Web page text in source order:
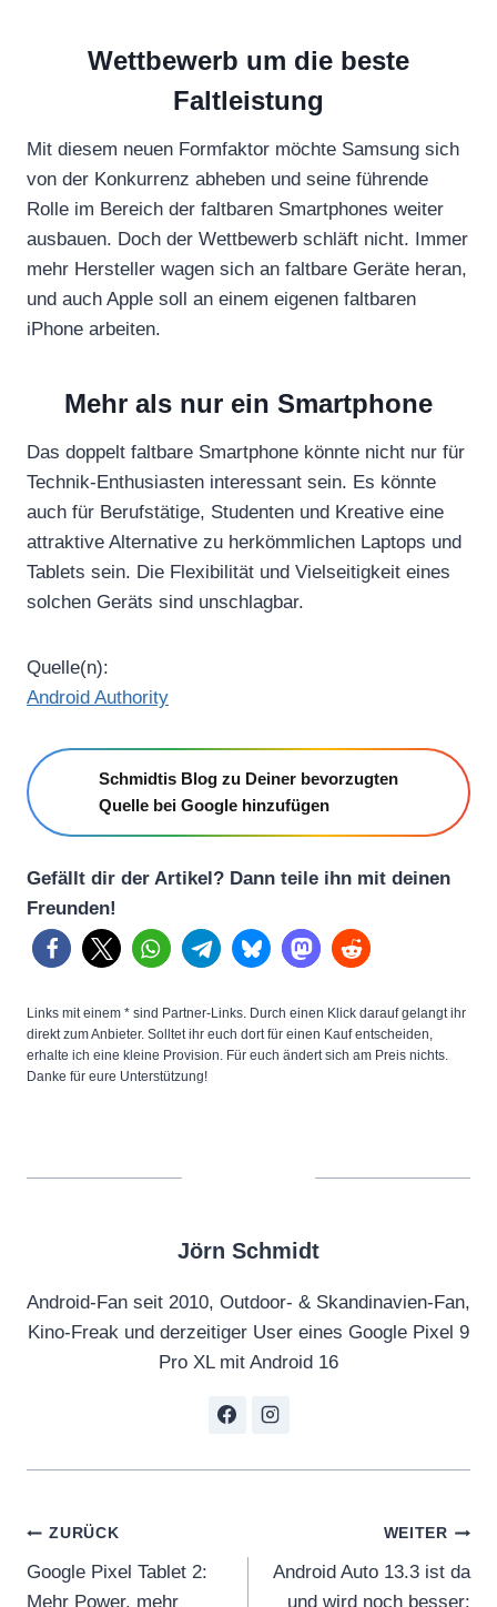
Wettbewerb um die beste
Faltleistung
Mit diesem neuen Formfaktor möchte Samsung sich
von der Konkurrenz abheben und seine führende
Rolle im Bereich der faltbaren Smartphones weiter
ausbauen. Doch der Wettbewerb schläft nicht. Immer
mehr Hersteller wagen sich an faltbare Geräte heran,
und auch Apple soll an einem eigenen faltbaren
iPhone arbeiten.
Mehr als nur ein Smartphone
Das doppelt faltbare Smartphone könnte nicht nur für
Technik-Enthusiasten interessant sein. Es könnte
auch für Berufstätige, Studenten und Kreative eine
attraktive Alternative zu herkömmlichen Laptops und
Tablets sein. Die Flexibilität und Vielseitigkeit eines
solchen Geräts sind unschlagbar.
Quelle(n):
Android Authority
Schmidtis Blog zu Deiner bevorzugten
Quelle bei Google hinzufügen
Gefällt dir der Artikel? Dann teile ihn mit deinen
Freunden!
Links mit einem * sind Partner-Links. Durch einen Klick darauf gelangt ihr
direkt zum Anbieter. Solltet ihr euch dort für einen Kauf entscheiden,
erhalte ich eine kleine Provision. Für euch ändert sich am Preis nichts.
Danke für eure Unterstützung!
Jörn Schmidt
Android-Fan seit 2010, Outdoor- & Skandinavien-Fan,
Kino-Freak und derzeitiger User eines Google Pixel 9
Pro XL mit Android 16
Beitragsnavigation
ZURÜCK
Google Pixel Tablet 2:
Mehr Power, mehr
WEITER
Android Auto 13.3 ist da
und wird noch besser: